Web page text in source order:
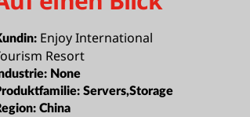
Enjoy International
Resort
None
Servers,Storage
China